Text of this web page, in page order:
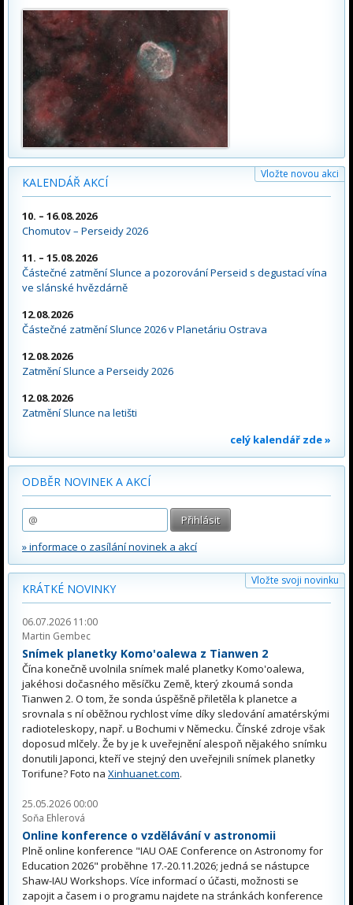
KALENDÁŘ AKCÍ
Vložte novou akci
10. – 16.08.2026
Chomutov – Perseidy 2026
11. – 15.08.2026
Částečné zatmění Slunce a pozorování Perseid s degustací vína
ve slánské hvězdárně
12.08.2026
Částečné zatmění Slunce 2026 v Planetáriu Ostrava
12.08.2026
Zatmění Slunce a Perseidy 2026
12.08.2026
Zatmění Slunce na letišti
celý kalendář zde »
ODBĚR NOVINEK A AKCÍ
» informace o zasílání novinek a akcí
Vložte svoji novinku
KRÁTKÉ NOVINKY
06.07.2026 11:00
Martin Gembec
Snímek planetky Komo'oalewa z Tianwen 2
Čína konečně uvolnila snímek malé planetky Komo'oalewa,
jakéhosi dočasného měsíčku Země, který zkoumá sonda
Tianwen 2. O tom, že sonda úspěšně přiletěla k planetce a
srovnala s ní oběžnou rychlost víme díky sledování amatérskými
radioteleskopy, např. u Bochumi v Německu. Čínské zdroje však
doposud mlčely. Že by je k uveřejnění alespoň nějakého snímku
donutili Japonci, kteří ve stejný den uveřejnili snímek planetky
Torifune? Foto na Xinhuanet.com.
25.05.2026 00:00
Soňa Ehlerová
Online konference o vzdělávání v astronomii
Plně online konference "IAU OAE Conference on Astronomy for
Education 2026" proběhne 17.-20.11.2026; jedná se nástupce
Shaw-IAU Workshops. Více informací o účasti, možnosti se
zapojit a časem i o programu najdete na stránkách konference